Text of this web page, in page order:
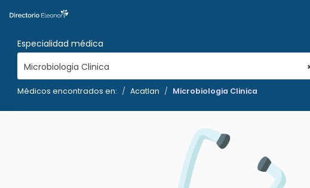
Especialidad médica
Microbiologia Clinica
Médicos encontrados en: Acatlan Microbiologia Clinica